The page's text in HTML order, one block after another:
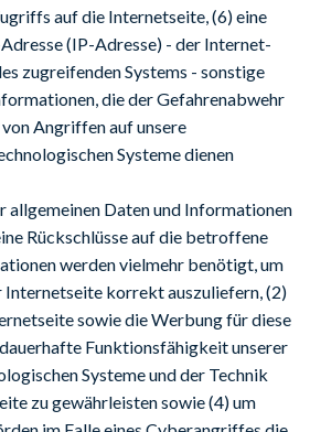
auf die Internetseite, (6) eine
(IP-Adresse) - der Internet-
zugreifenden Systems - sonstige
die der Gefahrenabwehr
Angriffen auf unsere
Systeme dienen
allgemeinen Daten und Informationen
Rückschlüsse auf die betroffene
werden vielmehr benötigt, um
Internetseite korrekt auszuliefern, (2)
sowie die Werbung für diese
Funktionsfähigkeit unserer
Systeme und der Technik
zu gewährleisten sowie (4) um